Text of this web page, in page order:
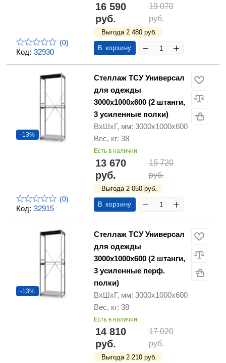
Код: 32930
(0)
16 590
руб.
19 070
руб.
Выгода 2 480 руб.
В корзину
Код: 32915
-13%
(0)
Стеллаж ТСУ Универсал
для одежды
3000х1000х600 (2 штанги,
3 усиленные полки)
ВхШхГ, мм: 3000х1000х600
Вес, кг: 38
Есть в наличии
13 670
руб.
15 720
руб.
Выгода 2 050 руб.
В корзину
-13%
Стеллаж ТСУ Универсал
для одежды
3000х1000х600 (2 штанги,
3 усиленные перф.
полки)
ВхШхГ, мм: 3000х1000х600
Вес, кг: 38
Есть в наличии
14 810
руб.
17 020
руб.
Выгода 2 210 руб.